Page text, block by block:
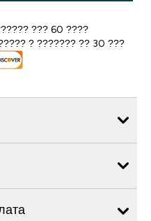
??? 60 ????
? ??????? ?? 30 ???